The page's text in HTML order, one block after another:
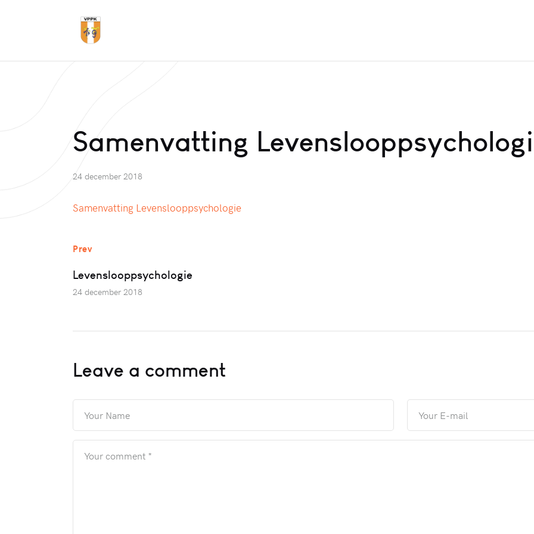
Samenvatting
24 december 2018
Samenvatting Levenslooppsychologie
Prev
Levenslooppsychologie
24 december 2018
Leave a comment